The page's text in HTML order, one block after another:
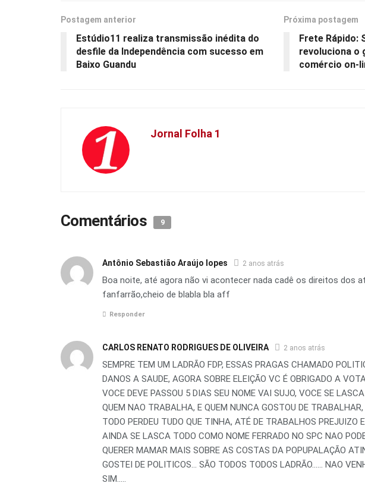
Postagem anterior
Estúdio11 realiza transmissão inédita do
desfile da Independência com sucesso em
Baixo Guandu
Próxima postagem
Frete Rápido:
revoluciona o
comércio on-
Jornal Folha 1
Comentários 9
Antônio Sebastião Araújo lopes 2 anos atrás
Boa noite, até agora não vi acontecer nada cadê os direitos dos
fanfarrão,cheio de blabla bla aff
Responder
CARLOS RENATO RODRIGUES DE OLIVEIRA 2 anos atrás
SEMPRE TEM UM LADRÃO FDP, ESSAS PRAGAS CHAMADO
DANOS A SAUDE, AGORA SOBRE ELEIÇÃO VC É OBRIGADO A
VOCE DEVE PASSOU 5 DIAS SEU NOME VAI SUJO, VOCE SE
QUEM NAO TRABALHA, E QUEM NUNCA GOSTOU DE TRABALHAR,
TODO PERDEU TUDO QUE TINHA, ATÉ DE TRABALHOS PREJUIZO
AINDA SE LASCA TODO COMO NOME FERRADO NO SPC NAO
QUERER MAMAR MAIS SOBRE AS COSTAS DA POPUPALAÇÃO
GOSTEI DE POLITICOS… SÃO TODOS TODOS LADRÃO…… NAO
SIM…..